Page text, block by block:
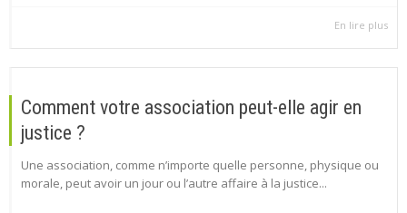
En lire plus
Comment votre association peut-elle agir en
justice ?
Une association, comme n’importe quelle personne, physique ou
morale, peut avoir un jour ou l’autre affaire à la justice...